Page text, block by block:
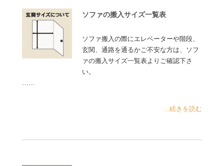
ソファの搬入サイズ一覧表
ソファ搬入の際にエレベーターや階段、
玄関、通路を通るかご不安な方は、ソフ
ァの搬入サイズ一覧表よりご確認下さ
い。
...続きを読む